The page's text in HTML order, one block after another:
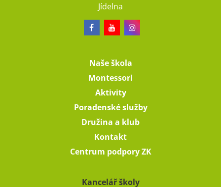
Jídelna
Naše škola
Montessori
Aktivity
Poradenské služby
Družina a klub
Kontakt
Centrum podpory ZK
Kancelář školy